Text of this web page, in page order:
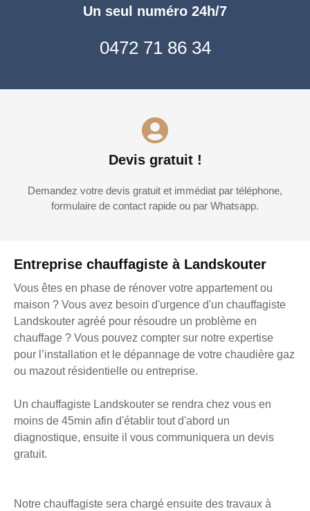
Entreprise chauffagiste à Landskouter
Vous êtes en phase de rénover votre appartement ou
maison ? Vous avez besoin d'urgence d'un chauffagiste
Landskouter agréé pour résoudre un problème en
chauffage ? Vous pouvez compter sur notre expertise
pour l’installation et le dépannage de votre chaudière gaz
ou mazout résidentielle ou entreprise.
Un chauffagiste Landskouter se rendra chez vous en
moins de 45min afin d'établir tout d'abord un
diagnostique, ensuite il vous communiquera un devis
gratuit.
Notre chauffagiste sera chargé ensuite des travaux à
Un seul numéro 24h/7
0472 71 86 34
Devis gratuit !
Demandez votre devis gratuit et immédiat par téléphone,
formulaire de contact rapide ou par Whatsapp.